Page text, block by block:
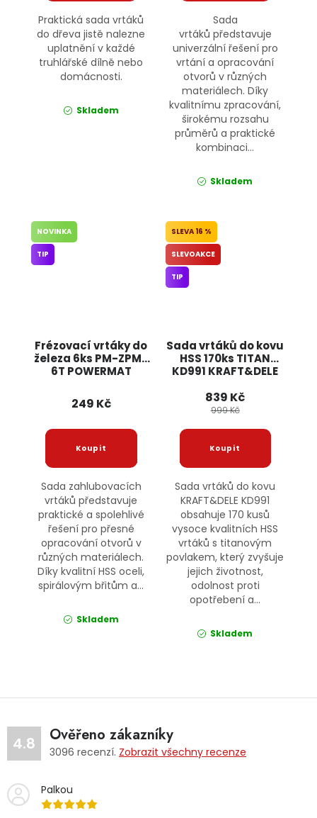
Praktická sada vrtáků
do dřeva jistě nalezne
uplatnění v každé
truhlářské dílně nebo
domácnosti.
Skladem
Sada
vrtáků představuje
univerzální řešení pro
vrtání a opracování
otvorů v různých
materiálech. Díky
kvalitnímu zpracování,
širokému rozsahu
průměrů a praktické
kombinaci...
Skladem
Frézovací vrtáky do
železa 6ks PM-ZPM-
6T POWERMAT
NOVINKA
TIP
249 Kč
Sada zahlubovacích
vrtáků představuje
praktické a spolehlivé
řešení pro přesné
opracování otvorů v
různých materiálech.
Díky kvalitní HSS oceli,
spirálovým břitům a...
Skladem
Sada vrtáků do kovu
HSS 170ks TITAN
KD991 KRAFT&DELE
16 %
SLEVOAKCE
TIP
839 Kč
999 Kč
Sada vrtáků do kovu
KRAFT&DELE KD991
obsahuje 170 kusů
vysoce kvalitních HSS
vrtáků s titanovým
povlakem, který zvyšuje
jejich životnost,
odolnost proti
opotřebení a...
Skladem
4.8 Ověřeno zákazníky
3096 recenzí. Zobrazit všechny recenze
Palkou